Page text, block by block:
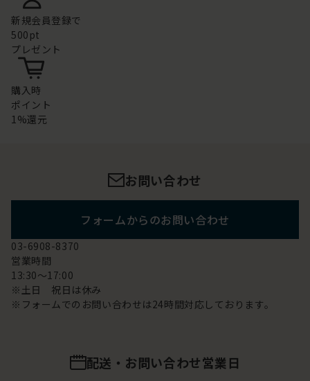
新規会員登録で
500pt
プレゼント
購入時
ポイント
1%還元
お問い合わせ
フォームからのお問い合わせ
03-6908-8370
営業時間
13:30～17:00
※土日 祝日は休み
※フォームでのお問い合わせは24時間対応しております。
配送・お問い合わせ営業日